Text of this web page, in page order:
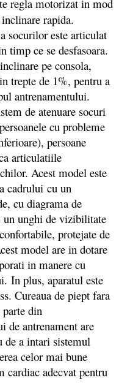
regla motorizat in mod
rapida.
socurilor este articulat
timp ce se desfasoara.
pe consola,
trepte de 1%, pentru a
antrenamentului.
de atenuare socuri
cu probleme
persoane
articulatiile
Acest model este
cadrului cu un
cu diagrama de
unghi de vizibilitate
protejate de
model are in dotare
in manere cu
In plus, aparatul este
Cureaua de piept fara
din
de antrenament are
de a intari sistemul
celor mai bune
cardiac adecvat pentru